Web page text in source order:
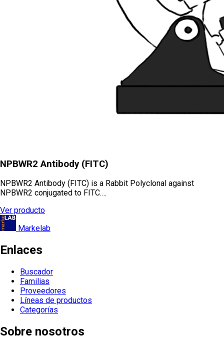
NPBWR2 Antibody (FITC)
NPBWR2 Antibody (FITC) is a Rabbit Polyclonal against
NPBWR2 conjugated to FITC.…
Ver producto
Markelab
Enlaces
Buscador
Familias
Proveedores
Líneas de productos
Categorías
Sobre nosotros